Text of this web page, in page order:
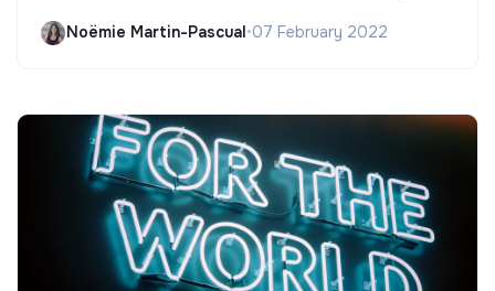
Noëmie Martin-Pascual•07 February 2022